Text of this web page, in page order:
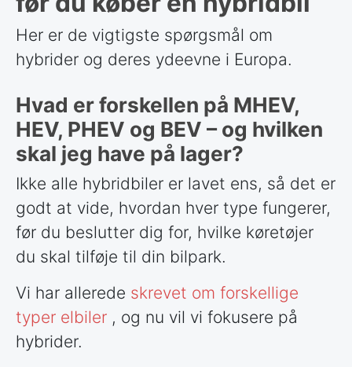
Her er de vigtigste spørgsmål om
hybrider og deres ydeevne i Europa.
Hvad er forskellen på MHEV,
HEV, PHEV og BEV – og hvilken
skal jeg have på lager?
Ikke alle hybridbiler er lavet ens, så det er
godt at vide, hvordan hver type fungerer,
før du beslutter dig for, hvilke køretøjer
du skal tilføje til din bilpark.
Vi har allerede skrevet om forskellige
typer elbiler , og nu vil vi fokusere på
hybrider.